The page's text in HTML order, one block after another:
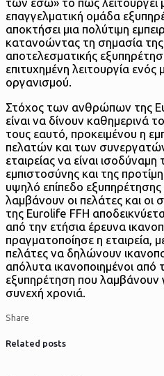
των έσω» το πώς λειτουργεί
επαγγελματική ομάδα
αποκτήσει μια πολύτιμη
κατανοώντας τη σημασία της
αποτελεσματικής
επιτυχημένη λειτουργία ενός
οργανισμού.
Στόχος των ανθρώπων της
είναι να δίνουν καθημερινά
τους εαυτό, προκειμένου η
πελατών και των
εταιρείας να είναι ισοδύναμη
εμπιστοσύνης και της
υψηλό επίπεδο εξυπηρέτησης
λαμβάνουν οι πελάτες και οι
της Eurolife FFH
από την ετήσια έρευνα
πραγματοποίησε η εταιρεία,
πελάτες να δηλώνουν
απόλυτα ικανοποιημένοι από
εξυπηρέτηση που λαμβάνουν
συνεχή χρονιά.
Share
Related posts